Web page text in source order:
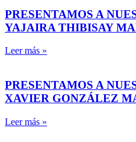
PRESENTAMOS A
YAJAIRA THIBISAY
Leer más »
PRESENTAMOS A
XAVIER GONZÁLEZ
Leer más »